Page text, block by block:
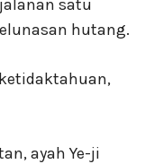
satu
hutang.
ayah Ye-ji